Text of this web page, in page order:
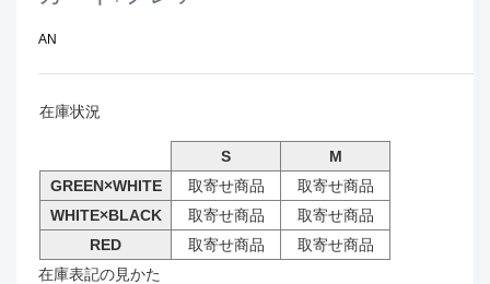
AN
在庫状況
S
M
GREEN×WHITE
取寄せ商品
取寄せ商品
WHITE×BLACK
取寄せ商品
取寄せ商品
RED
取寄せ商品
取寄せ商品
在庫表記の見かた